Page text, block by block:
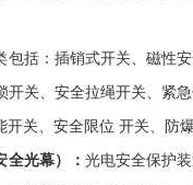
包括：插销式开关、磁性
开关、安全拉绳开关、紧
开关、安全限位 开关、防
全光幕）： 光电安全保护